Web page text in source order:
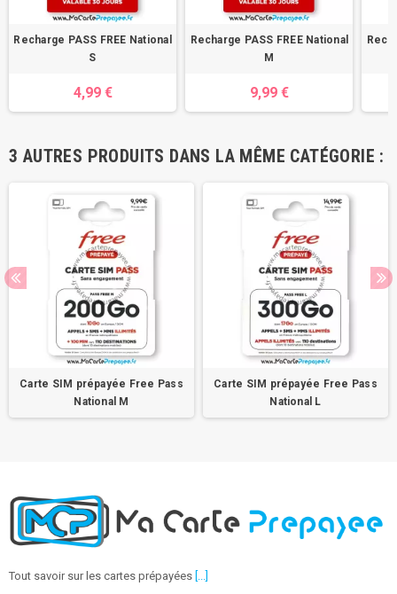
Recharge PASS FREE National
S
4,99 €
Recharge PASS FREE National
M
9,99 €
3 AUTRES PRODUITS DANS LA MÊME CATÉGORIE :
Carte SIM prépayée Free Pass
National M
Carte SIM prépayée Free Pass
National L
Tout savoir sur les cartes prépayées [...]